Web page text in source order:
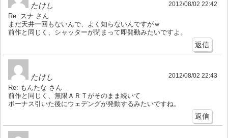
たけし 2012/08/02 22:42
Re: スナ さん
まだ天井一回もないんで、よく知らないんですがｗ
前作と同じく、シャッターが閉まって即発動みたいですよ。
返信
たけし 2012/08/02 22:43
Re: もんたな さん
前作と同じく、無限ＡＲＴがそのまま続いて
ボーナス引いた後にウェデングが発動するみたいですね。
返信